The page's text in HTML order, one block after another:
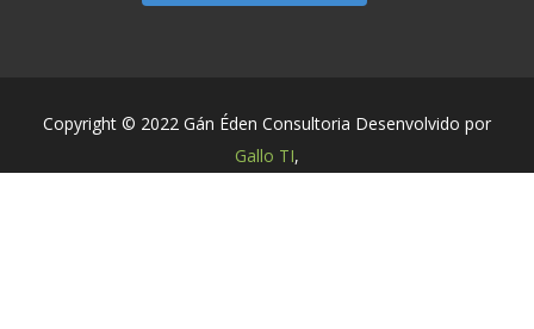
Copyright © 2022 Gán Éden Consultoria Desenvolvido por
Gallo TI,